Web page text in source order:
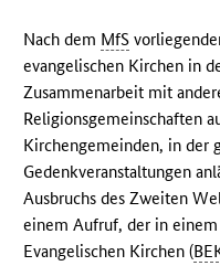
Nach dem MfS
evangelischen Kirchen in
Zusammenarbeit mit
Religionsgemeinschaften
Kirchengemeinden, in der
Gedenkveranstaltungen
Ausbruchs des Zweiten
einem Aufruf, der in
Evangelischen Kirchen (